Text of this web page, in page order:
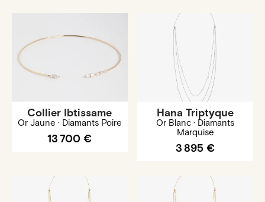
Collier Ibtissame
Or Jaune · Diamants Poire
13 700 €
Hana Triptyque
Or Blanc · Diamants
Marquise
3 895 €